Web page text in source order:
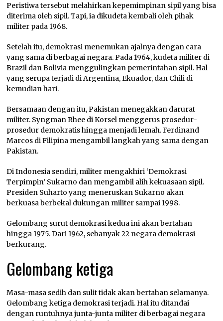
Peristiwa tersebut melahirkan kepemimpinan sipil yang bisa
diterima oleh sipil. Tapi, ia dikudeta kembali oleh pihak
militer pada 1968.
Setelah itu, demokrasi menemukan ajalnya dengan cara
yang sama di berbagai negara. Pada 1964, kudeta militer di
Brazil dan Bolivia menggulingkan pemerintahan sipil. Hal
yang serupa terjadi di Argentina, Ekuador, dan Chili di
kemudian hari.
Bersamaan dengan itu, Pakistan menegakkan darurat
militer. Syngman Rhee di Korsel menggerus prosedur-
prosedur demokratis hingga menjadi lemah. Ferdinand
Marcos di Filipina mengambil langkah yang sama dengan
Pakistan.
Di Indonesia sendiri, militer mengakhiri ‘Demokrasi
Terpimpin’ Sukarno dan mengambil alih kekuasaan sipil.
Presiden Suharto yang meneruskan Sukarno akan
berkuasa berbekal dukungan militer sampai 1998.
Gelombang surut demokrasi kedua ini akan bertahan
hingga 1975. Dari 1962, sebanyak 22 negara demokrasi
berkurang.
Gelombang ketiga
Masa-masa sedih dan sulit tidak akan bertahan selamanya.
Gelombang ketiga demokrasi terjadi. Hal itu ditandai
dengan runtuhnya junta-junta militer di berbagai negara